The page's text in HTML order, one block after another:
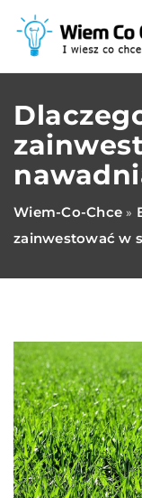
Wiem-Co-Chce »
zainwestować w